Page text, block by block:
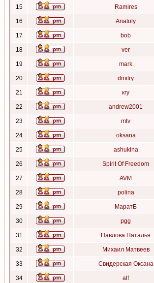
15 Ramires
16 Anatoly
17 bob
18 ver
19 mark
20 dmitry
21 кгу
22 andrew2001
23 mtv
24 oksana
25 ashukina
26 Spirit Of Freedom
27 AVM
28 polina
29 МаратБ
30 pgg
31 Павлова Наталья
32 Михаил Матвеев
33 Свидерская Оксана
34 alf